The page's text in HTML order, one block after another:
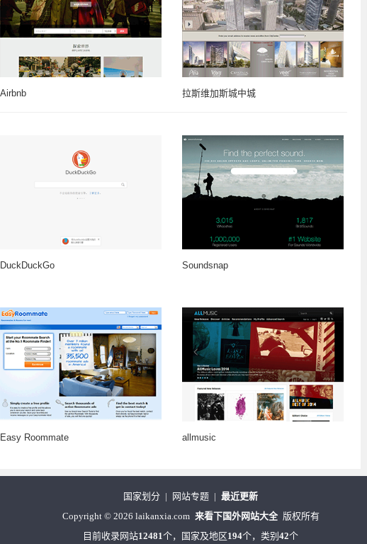
Airbnb 拉斯维加斯城中城
DuckDuckGo Soundsnap
Easy Roommate allmusic
国家划分 | 网站专题 | 最近更新
Copyright ©2026 laikanxia.com 来看下国外网站大全 版权所有
目前收录网站12481个，国家及地区194个，类别 42个